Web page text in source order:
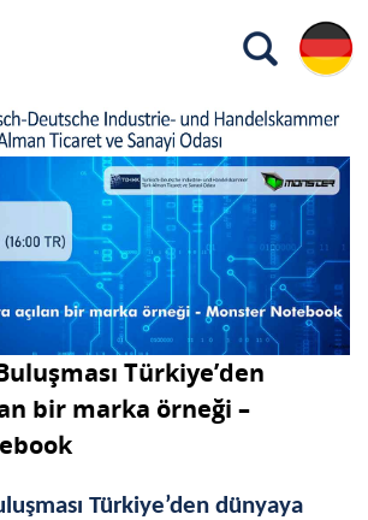
Türkiye’den
bir marka örneği –
Türkiye’den dünyaya